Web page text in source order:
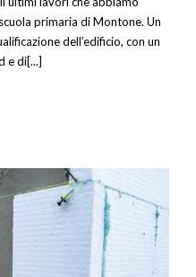
primaria di Montone. Un
dell’edificio, con un
e di[...]